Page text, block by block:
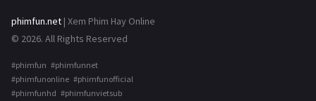
phimfun.net | Xem Phim Hay Online
© 2026. All Rights Reserved
#phimfun #phimfunnet
#phimfunonline #phimfunofficial
#phimfunhd #phimfunvietsub